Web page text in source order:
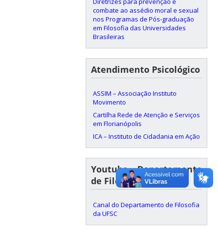
combate ao assédio moral e sexual
nos Programas de Pós-graduação
em Filosofia das Universidades
Brasileiras
Atendimento Psicológico
ASSIM – Associação Instituto
Movimento
Cartilha Rede de Atenção e Serviços
em Florianópolis
ICA – Instituto de Cidadania em Ação
Youtube – Departamento
de Filosofia da UFSC
Canal do Departamento de Filosofia
da UFSC